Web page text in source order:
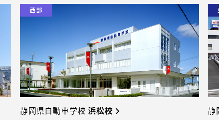
西部
静岡県自動車学校浜松校 静